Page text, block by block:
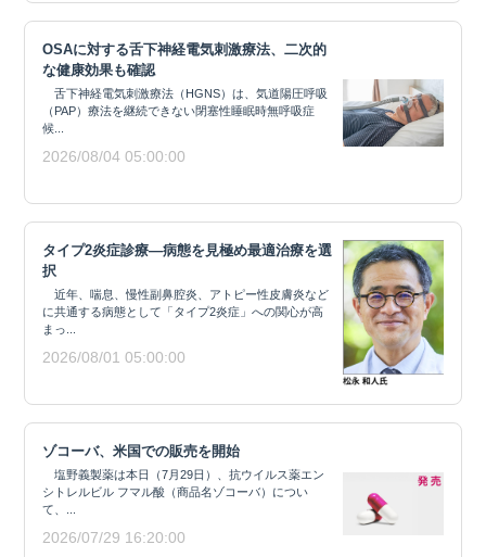
OSAに対する舌下神経電気刺激療法、二次的
な健康効果も確認
舌下神経電気刺激療法（HGNS）は、気道陽圧呼吸
（PAP）療法を継続できない閉塞性睡眠時無呼吸症
候...
2026/08/04 05:00:00
タイプ2炎症診療―病態を見極め最適治療を選
択
近年、喘息、慢性副鼻腔炎、アトピー性皮膚炎など
に共通する病態として「タイプ2炎症」への関心が高
まっ...
2026/08/01 05:00:00
ゾコーバ、米国での販売を開始
塩野義製薬は本日（7月29日）、抗ウイルス薬エン
シトレルビル フマル酸（商品名ゾコーバ）につい
て、...
2026/07/29 16:20:00